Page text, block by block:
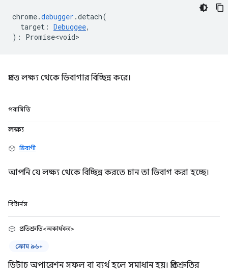
chrome.debugger .detach(
target : Debuggee,
) : Promise<void>
প্রদত্ত লক্ষ্য থেকে ডিবাগার বিচ্ছিন্ন করে।
পরামিতি
লক্ষ্য
ডিবাগী
আপনি যে লক্ষ্য থেকে বিচ্ছিন্ন করতে চান তা ডিবাগ করা হচ্ছে।
রিটার্নস
প্রতিশ্রুতি<অকার্যকর>
ক্রোম ৯৬+
ডিটাচ অপারেশন সফল বা ব্যর্থ হলে সমাধান হয়। প্রতিশ্রুতির